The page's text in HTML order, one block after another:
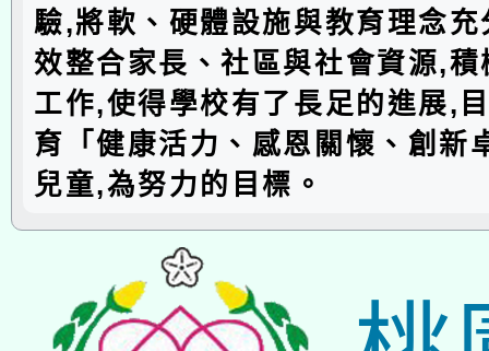
驗,將軟、硬體設施與教育理念
效整合家長、社區與社會資源,
工作,使得學校有了長足的進展,
育「健康活力、感恩關懷、創新
兒童,為努力的目標。